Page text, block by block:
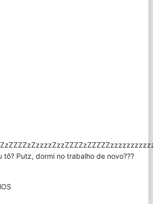
tô? Putz, dormi no trabalho de novo???